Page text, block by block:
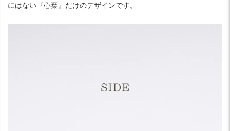
にはない『心葉』だけのデザインです。